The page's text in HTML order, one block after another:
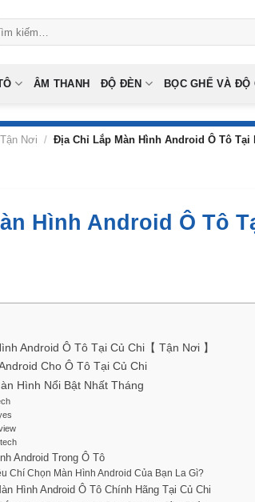
ÂM THANH ĐỘ ĐÈN BỌC GHẾ VÀ ĐỘ
Nơi / Địa Chỉ Lắp Màn Hình Android Ô Tô Tại
Hình Android Ô Tô
Android Ô Tô Tại Củ Chi【 Tận Nơi 】
Cho Ô Tô Tại Củ Chi
Hình Nổi Bật Nhất Tháng
Android Trong Ô Tô
Chí Chọn Màn Hình Android Của Bạn La Gì?
Hình Android Ô Tô Chính Hãng Tại Củ Chi